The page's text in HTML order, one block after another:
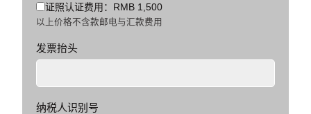
证照认证费用：RMB 1,500
以上价格不含款邮电与汇款费用
发票抬头
纳税人识别号